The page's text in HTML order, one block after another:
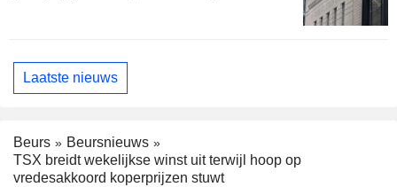
Laatste nieuws
Beurs
Beursnieuws
TSX breidt wekelijkse winst uit terwijl hoop op
vredesakkoord koperprijzen stuwt